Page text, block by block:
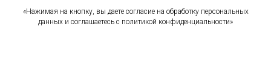
«Нажимая на кнопку, вы даете согласие на обработку персональных
данных и соглашаетесь c политикой конфиденциальности»